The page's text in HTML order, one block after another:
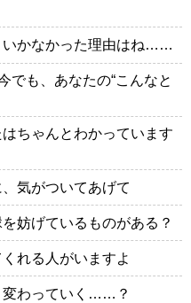
いかなかった理由はね……
も、あなたの“こんなと
ちゃんとわかっています
気がついてあげて
妨げているものがある？
れる人がいますよ
変わっていく……？